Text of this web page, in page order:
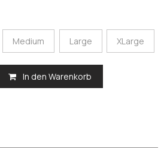
Medium Large XLarge
In den Warenkorb